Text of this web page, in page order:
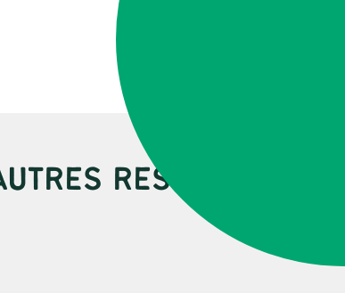
RESSOURCES